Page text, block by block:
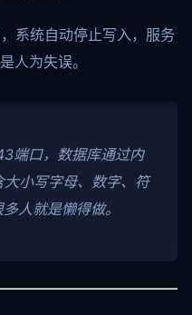
系统自动停止写入，服务
人为失误。
端口，数据库通过内
小写字母、数字、符
人就是懒得做。